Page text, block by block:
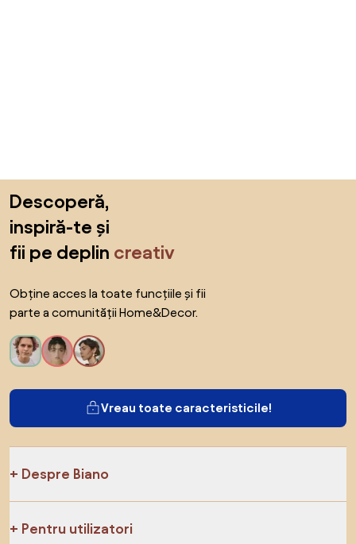
Descoperă,
inspiră-te și
fii pe deplin creativ
Obține acces la toate funcțiile și fii
parte a comunității Home&Decor.
Vreau toate caracteristicile!
Despre Biano
Pentru utilizatori